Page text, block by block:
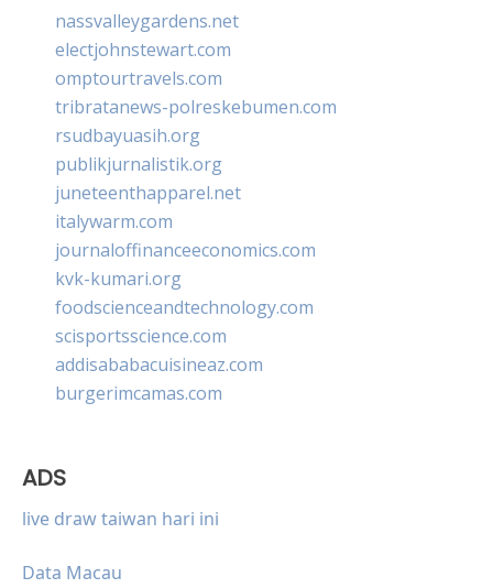
nassvalleygardens.net
electjohnstewart.com
omptourtravels.com
tribratanews-polreskebumen.com
rsudbayuasih.org
publikjurnalistik.org
juneteenthapparel.net
italywarm.com
journaloffinanceeconomics.com
kvk-kumari.org
foodscienceandtechnology.com
scisportsscience.com
addisababacuisineaz.com
burgerimcamas.com
ADS
live draw taiwan hari ini
Data Macau